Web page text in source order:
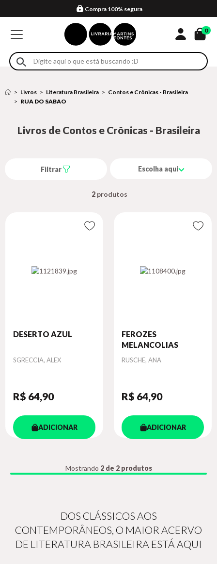
Formas de entrega
Compra 100% segura
Em até 4x sem juros no cartão*
Retire na loja
Eventos
0
Livros Literatura Brasileira
Contos e Crônicas - Brasileira
RUA DO SABAO
Livros de Contos e Crônicas - Brasileira
Filtrar Escolha aqui
2
DESERTO AZUL
Autor
SGRECCIA, ALEX
R$ 64,90
ADICIONAR
FEROZES
MELANCOLIAS
Autor
RUSCHE, ANA
R$ 64,90
ADICIONAR
Mostrando 2 de 2 produtos
DOS CLÁSSICOS AOS
CONTEMPORÂNEOS, O MAIOR ACERVO
DE LITERATURA BRASILEIRA ESTÁ AQUI